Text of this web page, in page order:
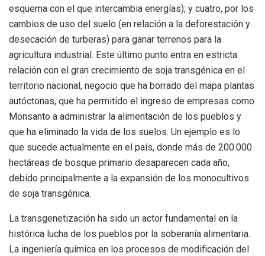
esquema con el que intercambia energías); y cuatro, por los
cambios de uso del suelo (en relación a la deforestación y
desecación de turberas) para ganar terrenos para la
agricultura industrial. Este último punto entra en estricta
relación con el gran crecimiento de soja transgénica en el
territorio nacional, negocio que ha borrado del mapa plantas
autóctonas, que ha permitido el ingreso de empresas como
Monsanto a administrar la alimentación de los pueblos y
que ha eliminado la vida de los suelos. Un ejemplo es lo
que sucede actualmente en el país, donde más de 200.000
hectáreas de bosque primario desaparecen cada año,
debido principalmente a la expansión de los monocultivos
de soja transgénica.
La transgenetización ha sido un actor fundamental en la
histórica lucha de los pueblos por la soberanía alimentaria.
La ingeniería química en los procesos de modificación del